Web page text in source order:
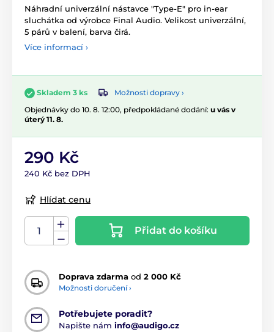
Náhradní univerzální nástavce "Type-E" pro in-ear
sluchátka od výrobce Final Audio. Velikost univerzální,
5 párů v balení, barva čirá.
Více informací ›
Skladem 3 ks
Možnosti dopravy ›
Objednávky do 10. 8. 12:00, předpokládané dodání: u vás v
úterý 11. 8.
290 Kč
240 Kč bez DPH
Hlídat cenu
Přidat do košíku
Doprava zdarma od 2 000 Kč
Možnosti doručení ›
Potřebujete poradit?
Napište nám info@audigo.cz